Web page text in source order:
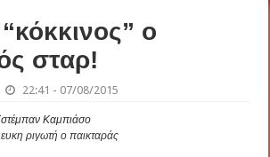
ο
σταρ!
22:41 - 07/08/2015
ριγωτή ο παικταράς